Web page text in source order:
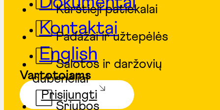
Kontaktai
English
Vartotojams
Prisijungti
Karštieji patiekalai
Padažai ir užtepėlės
Salotos ir daržovių
dubenėliai
Sriubos